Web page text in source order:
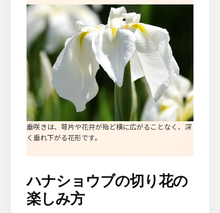
垂咲きは、萼片や花弁が殆ど横に広がることなく、深
く垂れ下がる花形です。
ハナショウブの切り花の
楽しみ方